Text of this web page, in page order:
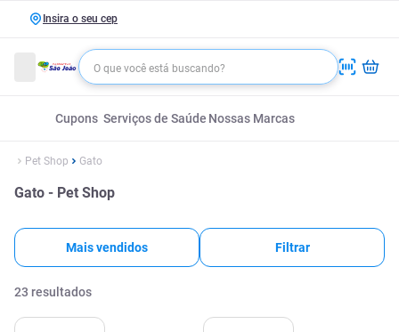
Insira o seu cep
Cupons Serviços de Saúde Nossas Marcas
Pet Shop Gato
Gato - Pet Shop
Mais vendidos Filtrar
23 resultados